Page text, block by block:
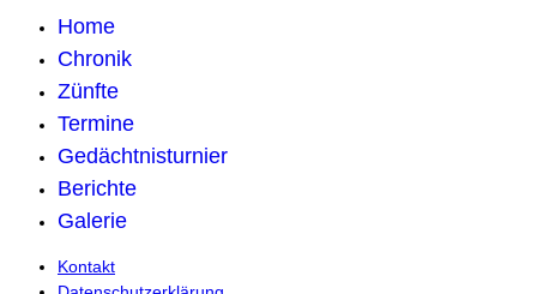
Home
Chronik
Zünfte
Termine
Gedächtnisturnier
Berichte
Galerie
Kontakt